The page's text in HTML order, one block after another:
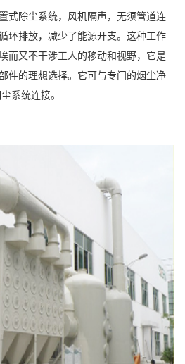
式除尘系统，风机隔声，无须管道连
环排放，减少了能源开支。这种工作
而又不干涉工人的移动和视野，它是
件的理想选择。它可与专门的烟尘净
系统连接。